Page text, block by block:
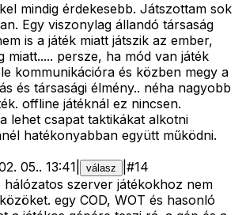
mindig érdekesebb. Játszottam sok
Egy viszonylag állandó társaság
is a játék miatt játszik az ember,
miatt..... persze, ha mód van játék
kommunikációra és közben megy a
és társasági élmény.. néha nagyobb
offline játéknál ez nincsen.
lehet csapat taktikákat alkotni
hatékonyabban együtt működni.
05.. 13:41 válasz #14
hálózatos szerver játékokhoz nem
egy COD, WOT és hasonló